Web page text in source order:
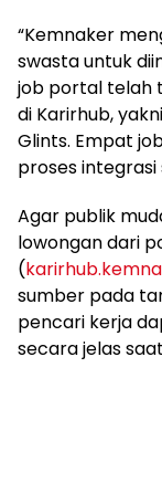
“Kemnaker
swasta untuk
job portal telah
di Karirhub,
Glints. Empat
proses integrasi
Agar publik
lowongan dari
(
sumber pada
pencari kerja
secara jelas